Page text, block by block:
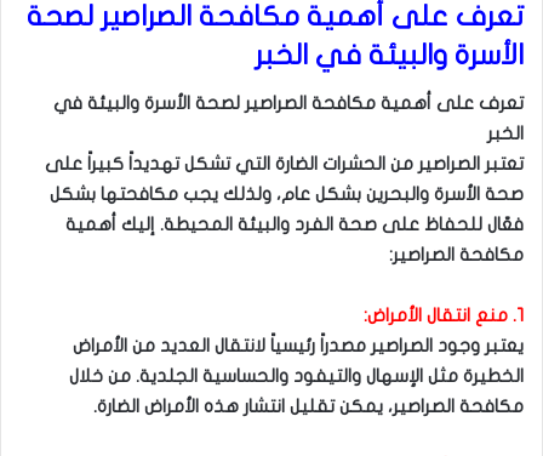
تعرف على أهمية مكافحة الصراصير لصحة
الأسرة والبيئة في الخبر
تعرف على أهمية مكافحة الصراصير لصحة الأسرة والبيئة في
الخبر
تعتبر الصراصير من الحشرات الضارة التي تشكل تهديداً كبيراً على
صحة الأسرة والبحرين بشكل عام، ولذلك يجب مكافحتها بشكل
فعّال للحفاظ على صحة الفرد والبيئة المحيطة. إليك أهمية
مكافحة الصراصير:
١. منع انتقال الأمراض:
يعتبر وجود الصراصير مصدراً رئيسياً لانتقال العديد من الأمراض
الخطيرة مثل الإسهال والتيفود والحساسية الجلدية. من خلال
مكافحة الصراصير، يمكن تقليل انتشار هذه الأمراض الضارة.